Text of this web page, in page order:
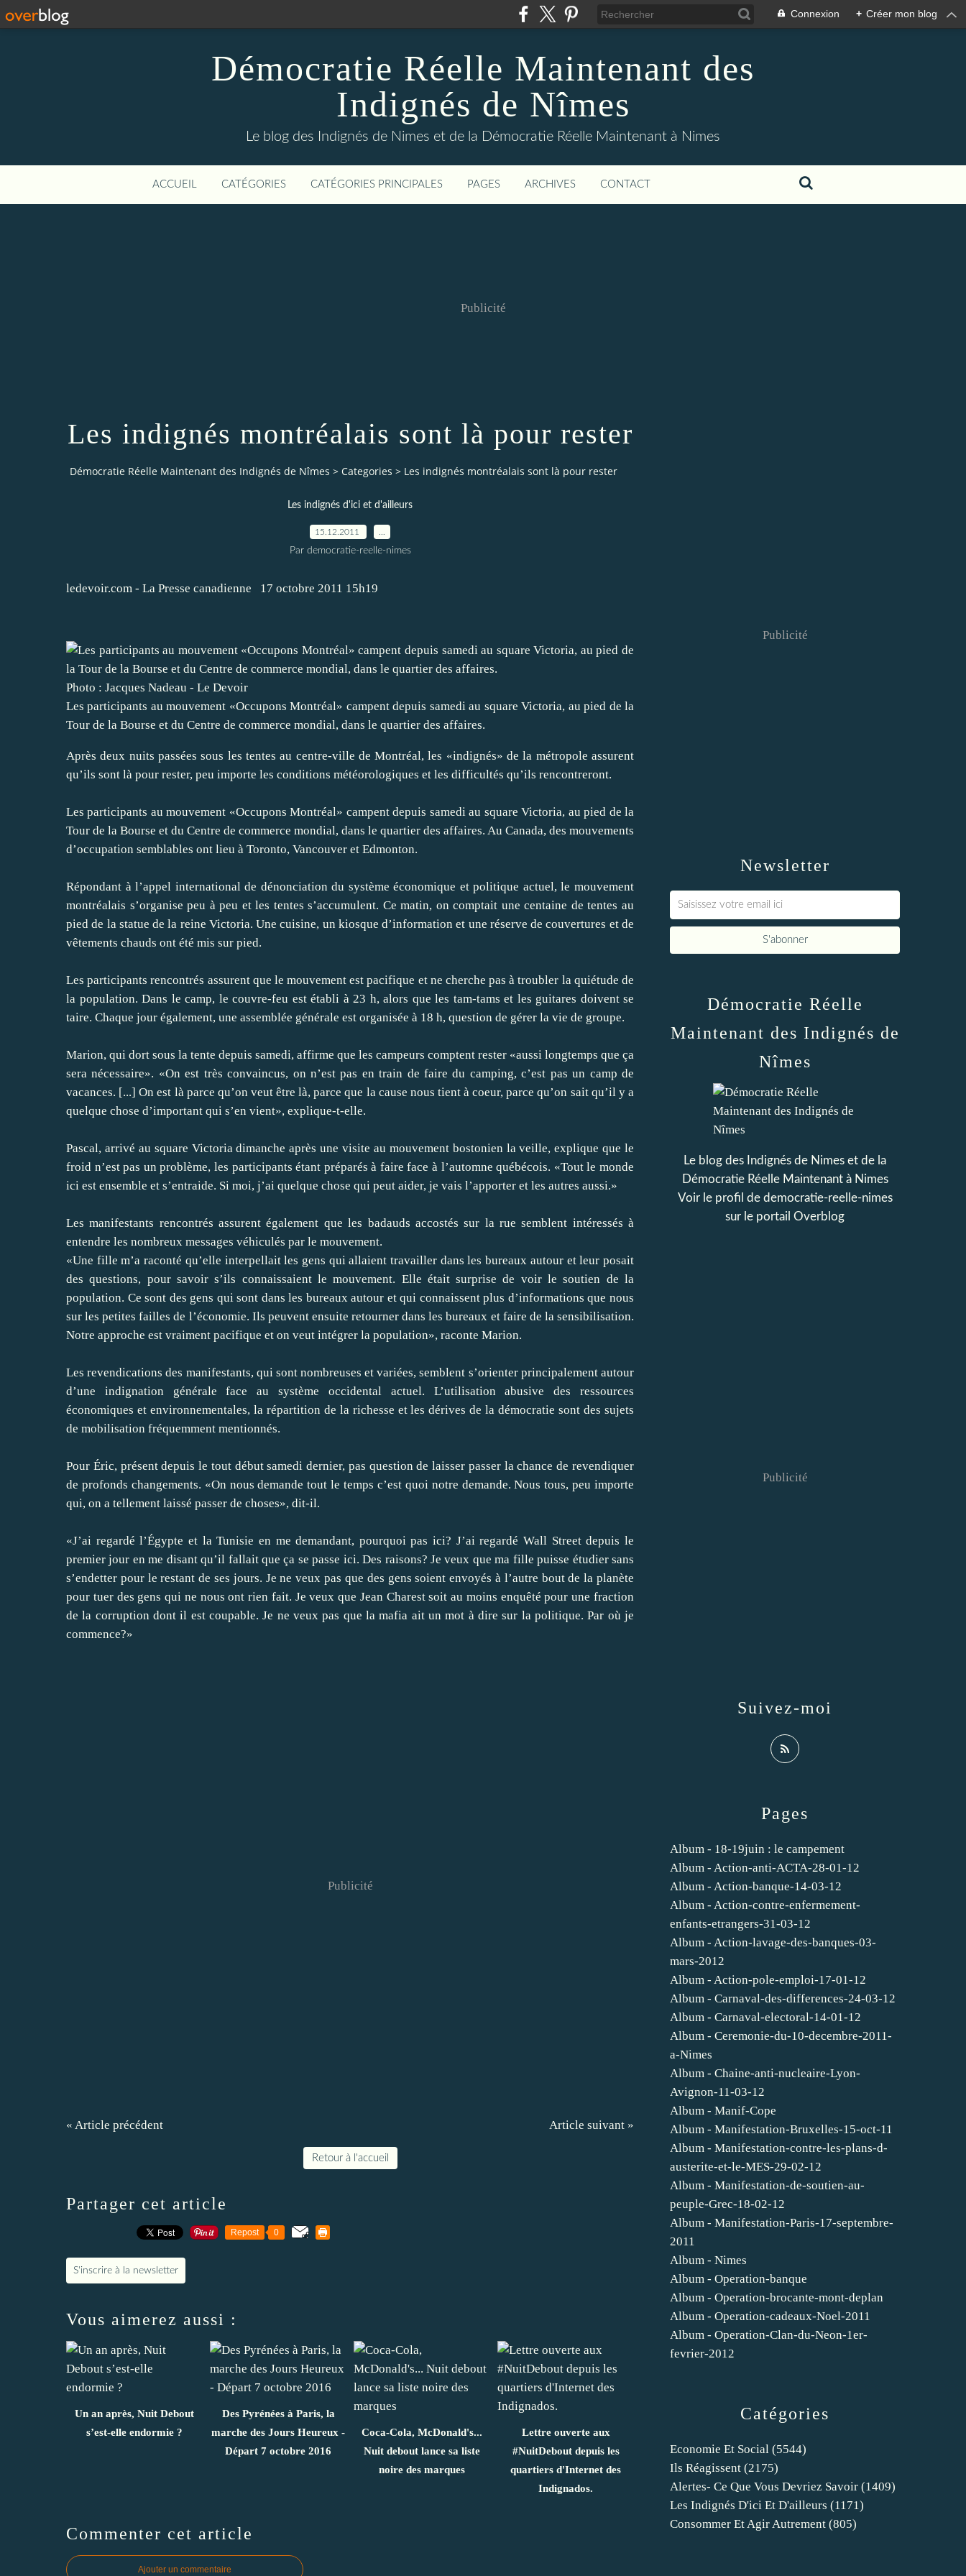
Connexion + Créer mon blog
Démocratie Réelle Maintenant des
Indignés de Nîmes
Le blog des Indignés de Nimes et de la Démocratie Réelle Maintenant à Nimes
ACCUEIL CATÉGORIES CATÉGORIES PRINCIPALES PAGES ARCHIVES CONTACT
Publicité
Les indignés montréalais sont là pour rester
Démocratie Réelle Maintenant des Indignés de Nîmes > Categories > Les indignés montréalais sont là pour rester
Les indignés d'ici et d'ailleurs
15.12.2011
Par democratie-reelle-nimes
ledevoir.com - La Presse canadienne 17 octobre 2011 15h19
Photo : Jacques Nadeau - Le Devoir
Les participants au mouvement «Occupons Montréal» campent depuis samedi au square Victoria, au pied de la
Tour de la Bourse et du Centre de commerce mondial, dans le quartier des affaires.
Après deux nuits passées sous les tentes au centre-ville de Montréal, les «indignés» de la métropole assurent
qu’ils sont là pour rester, peu importe les conditions météorologiques et les difficultés qu’ils rencontreront.
Les participants au mouvement «Occupons Montréal» campent depuis samedi au square Victoria, au pied de la
Tour de la Bourse et du Centre de commerce mondial, dans le quartier des affaires. Au Canada, des mouvements
d’occupation semblables ont lieu à Toronto, Vancouver et Edmonton.
Répondant à l’appel international de dénonciation du système économique et politique actuel, le mouvement
montréalais s’organise peu à peu et les tentes s’accumulent. Ce matin, on comptait une centaine de tentes au
pied de la statue de la reine Victoria. Une cuisine, un kiosque d’information et une réserve de couvertures et de
vêtements chauds ont été mis sur pied.
Les participants rencontrés assurent que le mouvement est pacifique et ne cherche pas à troubler la quiétude de
la population. Dans le camp, le couvre-feu est établi à 23 h, alors que les tam-tams et les guitares doivent se
taire. Chaque jour également, une assemblée générale est organisée à 18 h, question de gérer la vie de groupe.
Marion, qui dort sous la tente depuis samedi, affirme que les campeurs comptent rester «aussi longtemps que ça
sera nécessaire». «On est très convaincus, on n’est pas en train de faire du camping, c’est pas un camp de
vacances. [...] On est là parce qu’on veut être là, parce que la cause nous tient à coeur, parce qu’on sait qu’il y a
quelque chose d’important qui s’en vient», explique-t-elle.
Pascal, arrivé au square Victoria dimanche après une visite au mouvement bostonien la veille, explique que le
froid n’est pas un problème, les participants étant préparés à faire face à l’automne québécois. «Tout le monde
ici est ensemble et s’entraide. Si moi, j’ai quelque chose qui peut aider, je vais l’apporter et les autres aussi.»
Les manifestants rencontrés assurent également que les badauds accostés sur la rue semblent intéressés à
entendre les nombreux messages véhiculés par le mouvement.
«Une fille m’a raconté qu’elle interpellait les gens qui allaient travailler dans les bureaux autour et leur posait
des questions, pour savoir s’ils connaissaient le mouvement. Elle était surprise de voir le soutien de la
population. Ce sont des gens qui sont dans les bureaux autour et qui connaissent plus d’informations que nous
sur les petites failles de l’économie. Ils peuvent ensuite retourner dans les bureaux et faire de la sensibilisation.
Notre approche est vraiment pacifique et on veut intégrer la population», raconte Marion.
Les revendications des manifestants, qui sont nombreuses et variées, semblent s’orienter principalement autour
d’une indignation générale face au système occidental actuel. L’utilisation abusive des ressources
économiques et environnementales, la répartition de la richesse et les dérives de la démocratie sont des sujets
de mobilisation fréquemment mentionnés.
Pour Éric, présent depuis le tout début samedi dernier, pas question de laisser passer la chance de revendiquer
de profonds changements. «On nous demande tout le temps c’est quoi notre demande. Nous tous, peu importe
qui, on a tellement laissé passer de choses», dit-il.
«J’ai regardé l’Égypte et la Tunisie en me demandant, pourquoi pas ici? J’ai regardé Wall Street depuis le
premier jour en me disant qu’il fallait que ça se passe ici. Des raisons? Je veux que ma fille puisse étudier sans
s’endetter pour le restant de ses jours. Je ne veux pas que des gens soient envoyés à l’autre bout de la planète
pour tuer des gens qui ne nous ont rien fait. Je veux que Jean Charest soit au moins enquêté pour une fraction
de la corruption dont il est coupable. Je ne veux pas que la mafia ait un mot à dire sur la politique. Par où je
commence?»
Publicité
« Article précédent Article suivant »
Retour à l'accueil
Partager cet article
Repost 0
S'inscrire à la newsletter
Vous aimerez aussi :
Un an après, Nuit Debout
s’est-elle endormie ?
Des Pyrénées à Paris, la
marche des Jours Heureux -
Départ 7 octobre 2016
Coca-Cola, McDonald's...
Nuit debout lance sa liste
noire des marques
Lettre ouverte aux
#NuitDebout depuis les
quartiers d'Internet des
Indignados.
Commenter cet article
Ajouter un commentaire
Newsletter
Publicité
Catégories
Economie Et Social (5544)
Ils Réagissent (2175)
Alertes- Ce Que Vous Devriez Savoir (1409)
Les Indignés D'ici Et D'ailleurs (1171)
Consommer Et Agir Autrement (805)
Pages
Album - 18-19juin : le campement
Album - Action-anti-ACTA-28-01-12
Album - Action-banque-14-03-12
Album - Action-contre-enfermement-
enfants-etrangers-31-03-12
Album - Action-lavage-des-banques-03-
mars-2012
Album - Action-pole-emploi-17-01-12
Album - Carnaval-des-differences-24-03-12
Album - Carnaval-electoral-14-01-12
Album - Ceremonie-du-10-decembre-2011-
a-Nimes
Album - Chaine-anti-nucleaire-Lyon-
Avignon-11-03-12
Album - Manif-Cope
Album - Manifestation-Bruxelles-15-oct-11
Album - Manifestation-contre-les-plans-d-
austerite-et-le-MES-29-02-12
Album - Manifestation-de-soutien-au-
peuple-Grec-18-02-12
Album - Manifestation-Paris-17-septembre-
2011
Album - Nimes
Album - Operation-banque
Album - Operation-brocante-mont-deplan
Album - Operation-cadeaux-Noel-2011
Album - Operation-Clan-du-Neon-1er-
fevrier-2012
Démocratie Réelle
Maintenant des Indignés de
Nîmes
Le blog des Indignés de Nimes et de la
Démocratie Réelle Maintenant à Nimes
Voir le profil de democratie-reelle-nimes
sur le portail Overblog
Suivez-moi
Publicité